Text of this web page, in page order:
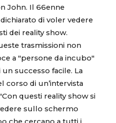
John. Il 66enne
di voler vedere
dei reality show.
trasmissioni non
a "persone da incubo"
successo facile. La
corso di un’intervista
questi reality show si
sullo schermo